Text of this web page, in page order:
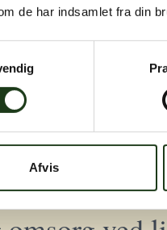
de har indsamlet fra din
Afvis